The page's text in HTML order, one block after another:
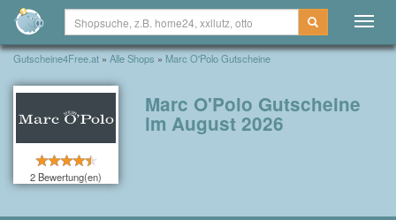
Gutscheine4Free.at » Alle Shops » Marc O'Polo Gutscheine
2 Bewertung(en)
Marc O'Polo Gutscheine
im August 2026